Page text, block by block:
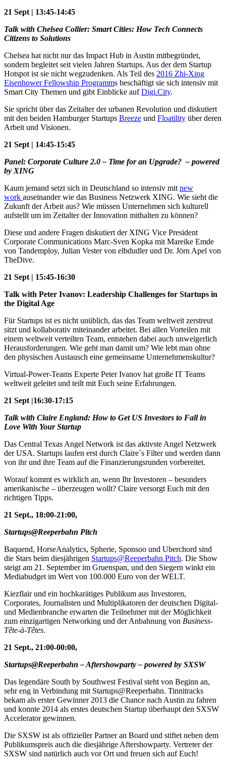
21 Sept | 13:45-14:45
Talk with Chelsea Collier: Smart Cities: How Tech Connects
Citizens to Solutions
Chelsea hat nicht nur das Impact Hub in Austin mitbegründet,
sondern begleitet seit vielen Jahren Startups. Aus der dem Startup
Hotspot ist sie nicht wegzudenken. Als Teil des 2016 Zhi-Xing
Eisenhower Fellowship Programms beschäftigt sie sich intensiv mit
Smart City Themen und gibt Einblicke aufDigi.City.
Sie spricht über das Zeitalter der urbanen Revolution und diskutiert
mit den beiden Hamburger Startups Breeze und Floatility über deren
Arbeit und Visionen.
21 Sept | 14:45-15:45
Panel: Corporate Culture 2.0 – Time for an Upgrade? – powered
by XING
Kaum jemand setzt sich in Deutschland so intensiv mit new
work auseinander wie das Business Netzwerk XING. Wie sieht die
Zukunft der Arbeit aus? Wie müssen Unternehmen sich kulturell
aufstellt um im Zeitalter der Innovation mithalten zu können?
Diese und andere Fragen diskutiert der XING Vice President
Corporate Communications Marc-Sven Kopka mit Mareike Emde
von Tandemploy, Julian Vester von elbdudler und Dr. Jörn Apel von
TheDive.
21 Sept | 15:45-16:30
Talk with Peter Ivanov: Leadership Challenges for Startups in
the Digital Age
Für Startups ist es nicht unüblich, das das Team weltweit zerstreut
sitzt und kollaborativ miteinander arbeitet. Bei allen Vorteilen mit
einem weltweit verteilten Team, entstehen dabei auch unweigerlich
Herausforderungen. Wie geht man damit um? Wie lebt man ohne
den physischen Austausch eine gemeinsame Unternehmenskultur?
Virtual-Power-Teams Experte Peter Ivanov hat große IT Teams
weltweit geleitet und teilt mit Euch seine Erfahrungen.
21 Sept |16:30-17:15
Talk with Claire England: How to Get US Investors to Fall in
Love With Your Startup
Das Central Texas Angel Network ist das aktivste Angel Netzwerk
der USA. Startups laufen erst durch Claire´s Filter und werden dann
von ihr und ihre Team auf die Finanzierungsrunden vorbereitet.
Worauf kommt es wirklich an, wenn Ihr Investoren – besonders
amerikanische – überzeugen wollt? Claire versorgt Euch mit den
richtigen Tipps.
21 Sept., 18:00-21:00,
Startups@Reeperbahn Pitch
Baquend, HorseAnalytics, Spherie, Sponsoo und Uberchord sind
die Stars beim diesjährigen Startups@Reeperbahn Pitch. Die Show
steigt am 21. September im Gruenspan, und den Siegern winkt ein
Mediabudget im Wert von 100.000 Euro von der WELT.
Kiezflair und ein hochkarätiges Publikum aus Investoren,
Corporates, Journalisten und Multiplikatoren der deutschen Digital-
und Medienbranche erwarten die Teilnehmer mit der Möglichkeit
zum einzigartigen Networking und der Anbahnung von Business-
Tête-à-Têtes.
21 Sept., 21:00-00:00,
Startups@Reeperbahn – Aftershowparty – powered by SXSW
Das legendäre South by Southwest Festival steht von Beginn an,
sehr eng in Verbindung mit Startups@Reeperbahn. Tinnitracks
bekam als erster Gewinner 2013 die Chance nach Austin zu fahren
und konnte 2014 als erstes deutschen Startup überhaupt den SXSW
Accelerator gewinnen.
Die SXSW ist als offizieller Partner an Board und stiftet neben dem
Publikumspreis auch die diesjährige Aftershowparty. Vertreter der
SXSW sind natürlich auch vor Ort und freuen sich auf Euch!